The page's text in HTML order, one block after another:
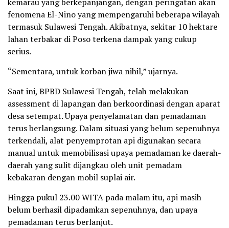
fenomena El-Nino yang mempengaruhi beberapa wilayah
termasuk Sulawesi Tengah. Akibatnya, sekitar 10 hektare
lahan terbakar di Poso terkena dampak yang cukup
serius.
“Sementara, untuk korban jiwa nihil,” ujarnya.
Saat ini, BPBD Sulawesi Tengah, telah melakukan
assessment di lapangan dan berkoordinasi dengan aparat
desa setempat. Upaya penyelamatan dan pemadaman
terus berlangsung. Dalam situasi yang belum sepenuhnya
terkendali, alat penyemprotan api digunakan secara
manual untuk memobilisasi upaya pemadaman ke daerah-
daerah yang sulit dijangkau oleh unit pemadam
kebakaran dengan mobil suplai air.
Hingga pukul 23.00 WITA pada malam itu, api masih
belum berhasil dipadamkan sepenuhnya, dan upaya
pemadaman terus berlanjut.